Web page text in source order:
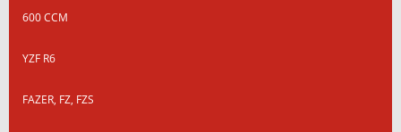
600 CCM
YZF R6
FAZER, FZ, FZS